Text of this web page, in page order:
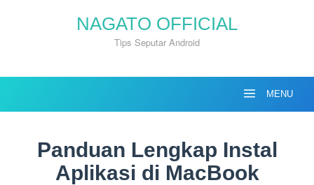
NAGATO OFFICIAL
Tips Seputar Android
MENU
Panduan Lengkap Instal
Aplikasi di MacBook